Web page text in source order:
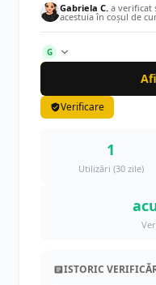
Gabriela C. a verificat
acestuia în coșul de
G
Verificare
1
Utilizări (30 zile)
ISTORIC